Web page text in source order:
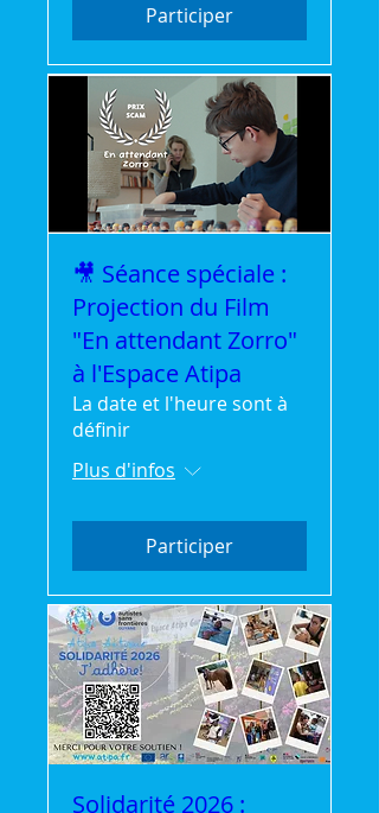
Participer
🎥 Séance spéciale :
Projection du Film
"En attendant Zorro"
à l'Espace Atipa
La date et l'heure sont à
définir
Plus d'infos
Participer
Solidarité 2026 :